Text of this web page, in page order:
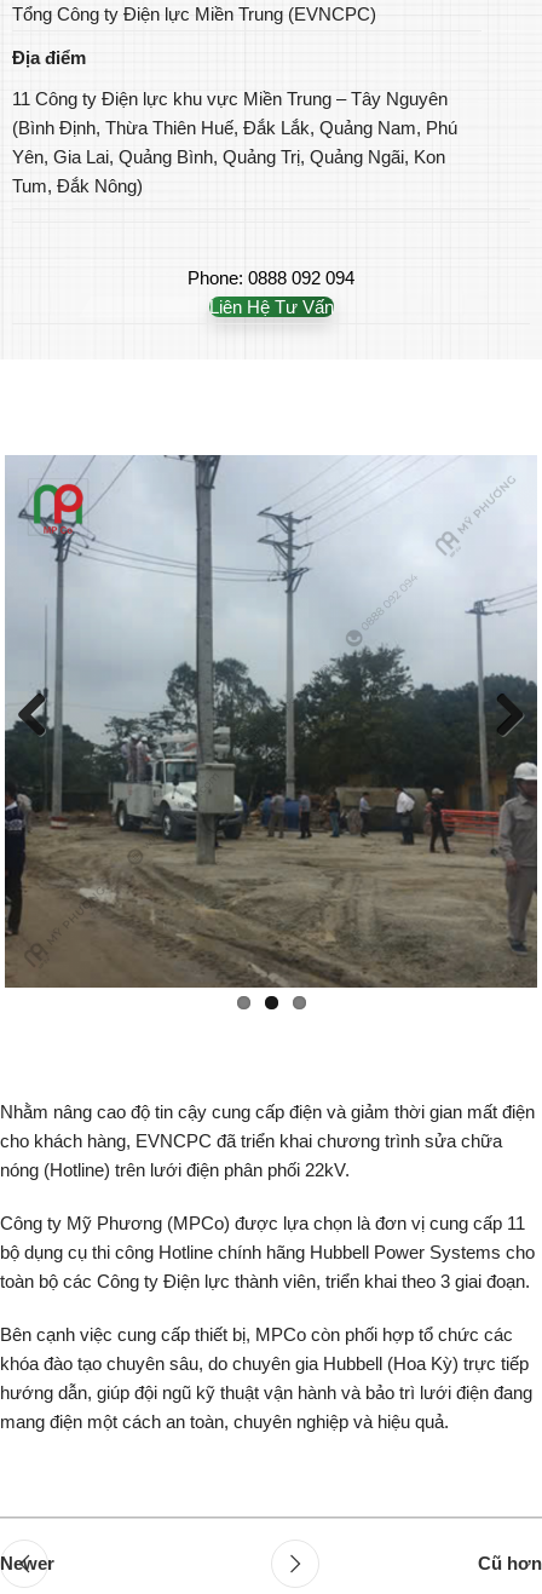
Tổng Công ty Điện lực Miền Trung (EVNCPC)
Địa điểm
11 Công ty Điện lực khu vực Miền Trung – Tây Nguyên
(Bình Định, Thừa Thiên Huế, Đắk Lắk, Quảng Nam, Phú
Yên, Gia Lai, Quảng Bình, Quảng Trị, Quảng Ngãi, Kon
Tum, Đắk Nông)
Phone: 0888 092 094
Liên Hệ Tư Vấn
Previous Next
Nhằm nâng cao độ tin cậy cung cấp điện và giảm thời gian mất điện
cho khách hàng, EVNCPC đã triển khai chương trình sửa chữa
nóng (Hotline) trên lưới điện phân phối 22kV.
Công ty Mỹ Phương (MPCo) được lựa chọn là đơn vị cung cấp 11
bộ dụng cụ thi công Hotline chính hãng Hubbell Power Systems cho
toàn bộ các Công ty Điện lực thành viên, triển khai theo 3 giai đoạn.
Bên cạnh việc cung cấp thiết bị, MPCo còn phối hợp tổ chức các
khóa đào tạo chuyên sâu, do chuyên gia Hubbell (Hoa Kỳ) trực tiếp
hướng dẫn, giúp đội ngũ kỹ thuật vận hành và bảo trì lưới điện đang
mang điện một cách an toàn, chuyên nghiệp và hiệu quả.
Newer Cũ hơn